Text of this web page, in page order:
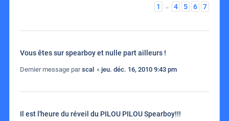
1
… 4 5 6 7
Vous êtes sur spearboy et nulle part ailleurs !
Dernier message parscal « jeu. déc. 16, 2010 9:43 pm
Il est l'heure du réveil du PILOU PILOU Spearboy!!!